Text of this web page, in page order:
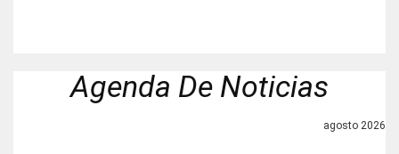
Agenda De Noticias
agosto 2026